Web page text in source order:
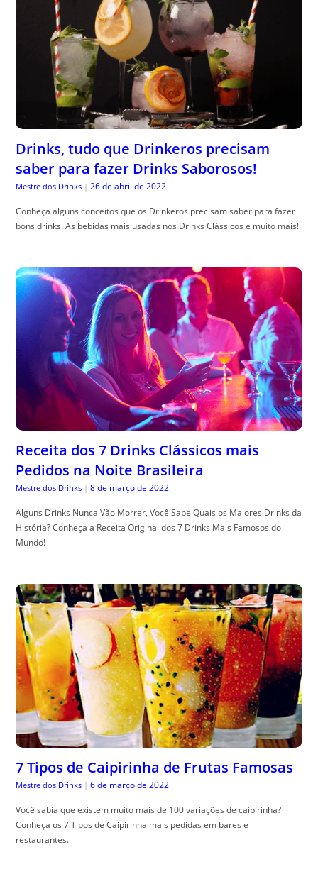
Drinks, tudo que Drinkeros precisam
saber para fazer Drinks Saborosos!
Mestre dos Drinks | 26 de abril de 2022
Conheça alguns conceitos que os Drinkeros precisam saber para fazer
bons drinks. As bebidas mais usadas nos Drinks Clássicos e muito mais!
Receita dos 7 Drinks Clássicos mais
Pedidos na Noite Brasileira
Mestre dos Drinks | 8 de março de 2022
Alguns Drinks Nunca Vão Morrer, Você Sabe Quais os Maiores Drinks da
História? Conheça a Receita Original dos 7 Drinks Mais Famosos do
Mundo!
7 Tipos de Caipirinha de Frutas Famosas
Mestre dos Drinks | 6 de março de 2022
Você sabia que existem muito mais de 100 variações de caipirinha?
Conheça os 7 Tipos de Caipirinha mais pedidas em bares e
restaurantes.